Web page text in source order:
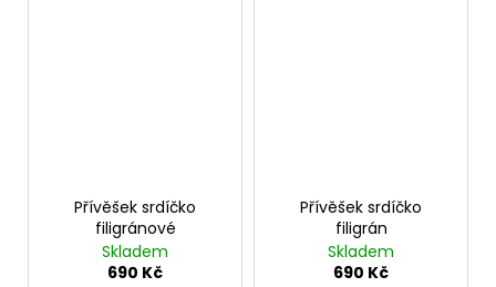
Přívěšek srdíčko
filigránové
Skladem
690 Kč
Přívěšek srdíčko
filigrán
Skladem
690 Kč